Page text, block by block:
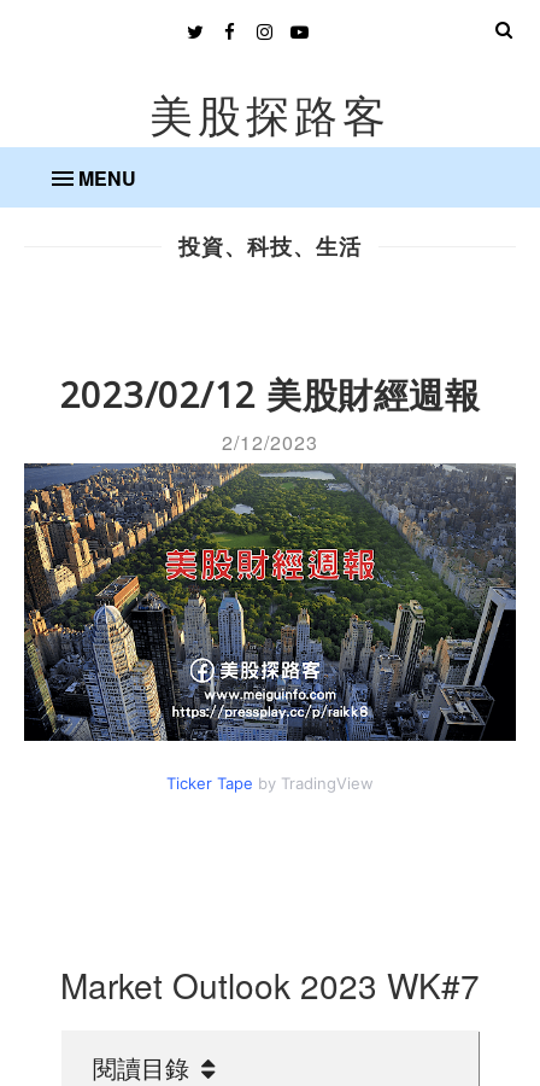
美股探路客
MENU
投資、科技、生活
2023/02/12 美股財經週報
2/12/2023
Ticker Tape by TradingView
Market Outlook 2023 WK#7
閱讀目錄